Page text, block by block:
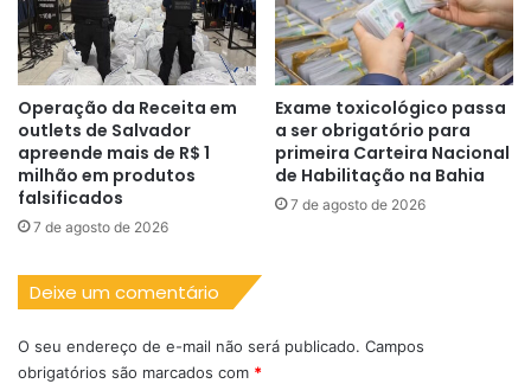
Operação da Receita em
outlets de Salvador
apreende mais de R$ 1
milhão em produtos
falsificados
7 de agosto de 2026
Exame toxicológico passa
a ser obrigatório para
primeira Carteira Nacional
de Habilitação na Bahia
7 de agosto de 2026
Deixe um comentário
O seu endereço de e-mail não será publicado. Campos
obrigatórios são marcados com *